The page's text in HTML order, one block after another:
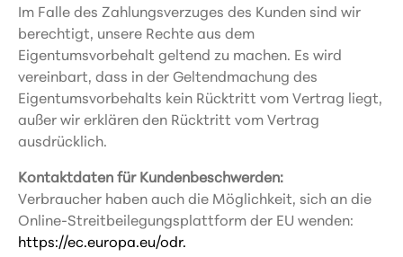
Im Falle des Zahlungsverzuges des Kunden sind wir
berechtigt, unsere Rechte aus dem
Eigentumsvorbehalt geltend zu machen. Es wird
vereinbart, dass in der Geltendmachung des
Eigentumsvorbehalts kein Rücktritt vom Vertrag liegt,
außer wir erklären den Rücktritt vom Vertrag
ausdrücklich.
Kontaktdaten für Kundenbeschwerden:
Verbraucher haben auch die Möglichkeit, sich an die
Online-Streitbeilegungsplattform der EU wenden:
https://ec.europa.eu/odr.